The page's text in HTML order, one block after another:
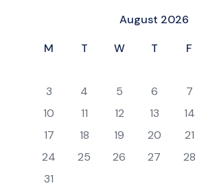
August 2026
M
T W T F
3
4 5 6 7
10
11 12 13 14
17
18 19 20 21
24
25 26 27 28
31